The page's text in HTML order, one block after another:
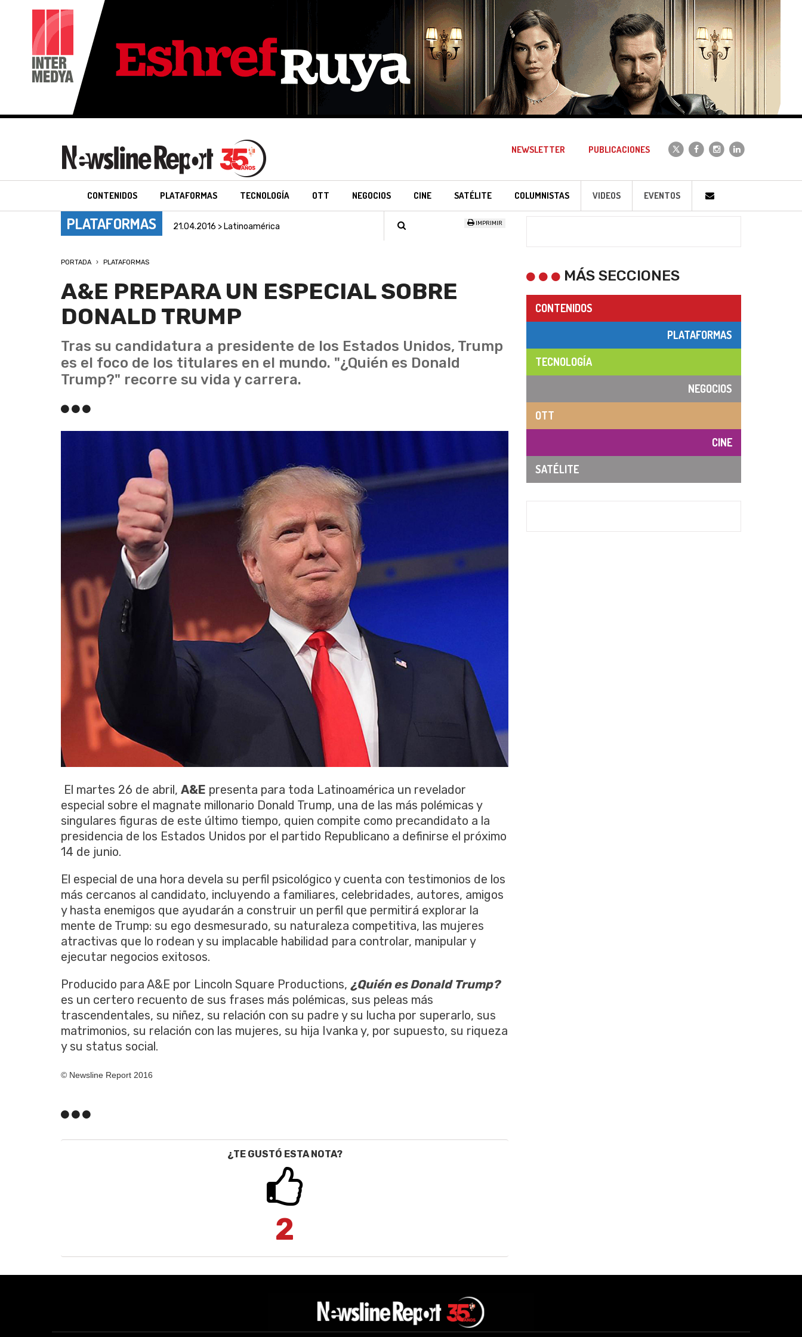
NEWSLETTER PUBLICACIONES
CONTENIDOS PLATAFORMAS TECNOLOGÍA OTT NEGOCIOS CINE SATÉLITE COLUMNISTAS VIDEOS EVENTOS
PLATAFORMAS 21.04.2016 > Latinoamérica IMPRIMIR
PORTADA PLATAFORMAS
A&E PREPARA UN ESPECIAL SOBRE
DONALD TRUMP
Tras su candidatura a presidente de los Estados Unidos, Trump
es el foco de los titulares en el mundo. "¿Quién es Donald
Trump?" recorre su vida y carrera.
El martes 26 de abril, A&E presenta para toda Latinoamérica un revelador
especial sobre el magnate millonario Donald Trump, una de las más polémicas y
singulares figuras de este último tiempo, quien compite como precandidato a la
presidencia de los Estados Unidos por el partido Republicano a definirse el próximo
14 de junio.
El especial de una hora devela su perfil psicológico y cuenta con testimonios de los
más cercanos al candidato, incluyendo a familiares, celebridades, autores, amigos
y hasta enemigos que ayudarán a construir un perfil que permitirá explorar la
mente de Trump: su ego desmesurado, su naturaleza competitiva, las mujeres
atractivas que lo rodean y su implacable habilidad para controlar, manipular y
ejecutar negocios exitosos.
Producido para A&E por Lincoln Square Productions, ¿Quién es Donald Trump?
es un certero recuento de sus frases más polémicas, sus peleas más
trascendentales, su niñez, su relación con su padre y su lucha por superarlo, sus
matrimonios, su relación con las mujeres, su hija Ivanka y, por supuesto, su riqueza
y su status social.
© Newsline Report 2016
¿TE GUSTÓ ESTA NOTA?
2
MÁS SECCIONES
CONTENIDOS
PLATAFORMAS
TECNOLOGÍA
NEGOCIOS
OTT
CINE
SATÉLITE